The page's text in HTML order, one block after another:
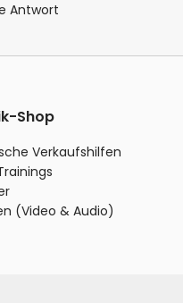
Antwort
Shop
Verkaufshilfen
(Video & Audio)